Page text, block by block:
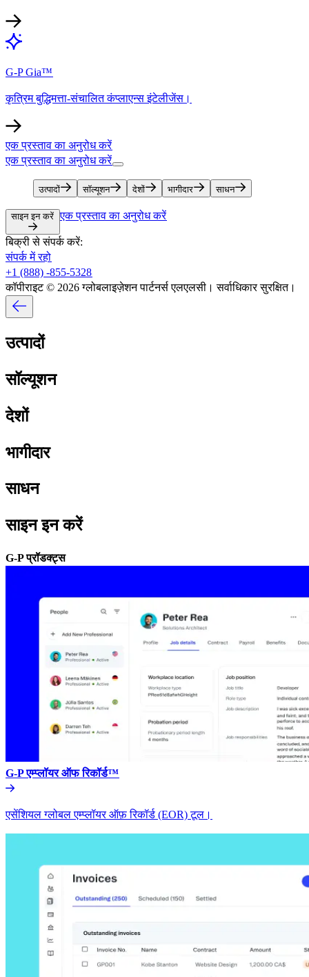
G-P Gia™​​
कृत्रिम बुद्धिमत्ता-संचालित कंप्लाएन्स इंटेलीजेंस।​​
एक प्रस्ताव का अनुरोध करें​​
एक प्रस्ताव का अनुरोध करें​​
उत्पादों​​ सॉल्यूशन​​ देशों​​ भागीदार​​ साधन​​
साइन इन करें​​ एक प्रस्ताव का अनुरोध करें​​
बिक्री से संपर्क करें:​​
संपर्क में रहो​​
+1 (888) -855-5328​​
कॉपीराइट © 2026 ग्लोबलाइज़ेशन पार्टनर्स एलएलसी। सर्वाधिकार सुरक्षित।​​
उत्पादों​​
सॉल्यूशन​​
देशों​​
भागीदार​​
साधन​​
साइन इन करें​​
G-P प्रॉडक्ट्स​​
G-P एम्प्लॉयर ऑफ रिकॉर्ड™​​
एसेंशियल ग्लोबल एम्प्लॉयर ऑफ़ रिकॉर्ड (EOR) टूल।​​